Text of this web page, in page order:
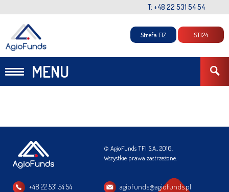
T: +48 22 531 54 54
MENU
Strefa FIZ STI24
© AgioFunds TFI S.A., 2016.
Wszystkie prawa zastrzeżone.
+48 22 531 54 54 agiofunds@agiofunds.pl